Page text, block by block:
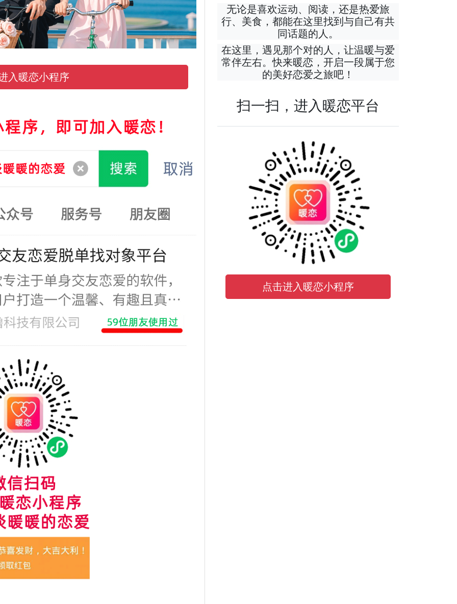
入暖恋小程序
无论是喜欢运动、阅读，还是热爱旅
行、美食，都能在这里找到与自己有共
同话题的人。
在这里，遇见那个对的人，让温暖与爱
常伴左右。快来暖恋，开启一段属于您
的美好恋爱之旅吧！
扫一扫，进入暖恋平台
点击进入暖恋小程序